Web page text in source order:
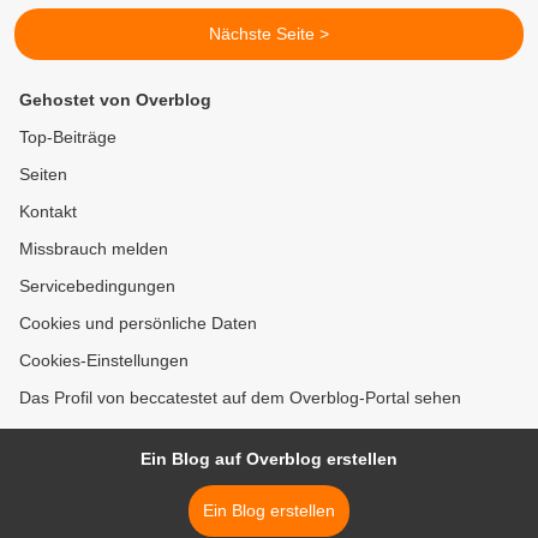
Nächste Seite >
Gehostet von Overblog
Top-Beiträge
Seiten
Kontakt
Missbrauch melden
Servicebedingungen
Cookies und persönliche Daten
Cookies-Einstellungen
Das Profil von beccatestet auf dem Overblog-Portal sehen
Ein Blog auf Overblog erstellen
Ein Blog erstellen